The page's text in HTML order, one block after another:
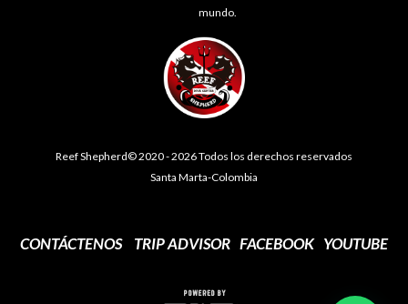
Reef Shepherd© 2020 - 2026 Todos los derechos reservados
Santa Marta-Colombia
CONTÁCTENOS TRIP ADVISOR FACEBOOK YOUTUBE
mundo.